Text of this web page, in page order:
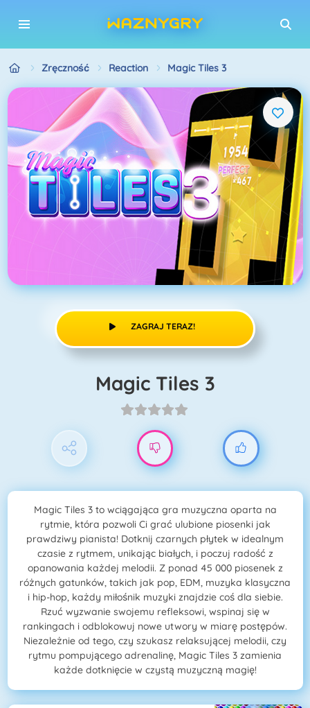
Zręczność Reaction Magic Tiles 3
ZAGRAJ TERAZ!
Magic Tiles 3
Magic Tiles 3 to wciągająca gra muzyczna oparta na
rytmie, która pozwoli Ci grać ulubione piosenki jak
prawdziwy pianista! Dotknij czarnych płytek w idealnym
czasie z rytmem, unikając białych, i poczuj radość z
opanowania każdej melodii. Z ponad 45 000 piosenek z
różnych gatunków, takich jak pop, EDM, muzyka klasyczna
i hip-hop, każdy miłośnik muzyki znajdzie coś dla siebie.
Rzuć wyzwanie swojemu refleksowi, wspinaj się w
rankingach i odblokowuj nowe utwory w miarę postępów.
Niezależnie od tego, czy szukasz relaksującej melodii, czy
rytmu pompującego adrenalinę, Magic Tiles 3 zamienia
każde dotknięcie w czystą muzyczną magię!